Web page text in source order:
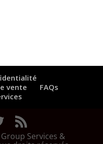
vente
FAQs
Services &